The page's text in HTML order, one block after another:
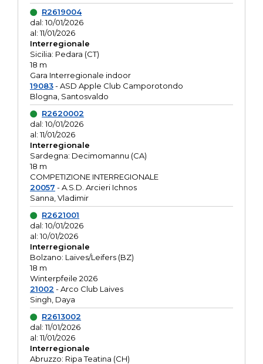
R2619004
dal: 10/01/2026
al: 11/01/2026
Interregionale
Sicilia: Pedara (CT)
18 m
Gara Interregionale indoor
19083- ASD Apple Club Camporotondo
Blogna, Santosvaldo
R2620002
dal: 10/01/2026
al: 11/01/2026
Interregionale
Sardegna: Decimomannu (CA)
18 m
COMPETIZIONE INTERREGIONALE
20057 - A.S.D. Arcieri Ichnos
Sanna, Vladimir
R2621001
dal: 10/01/2026
al: 10/01/2026
Interregionale
Bolzano: Laives/Leifers (BZ)
18 m
Winterpfeile 2026
21002 - Arco Club Laives
Singh, Daya
R2613002
dal: 11/01/2026
al: 11/01/2026
Interregionale
Abruzzo: Ripa Teatina (CH)